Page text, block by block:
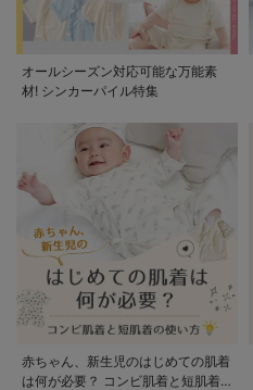
オールシーズン対応可能な万能素
材! シンカーパイル特集
赤ちゃん、新生児のはじめての肌着
は何が必要？ コンビ肌着と短肌着